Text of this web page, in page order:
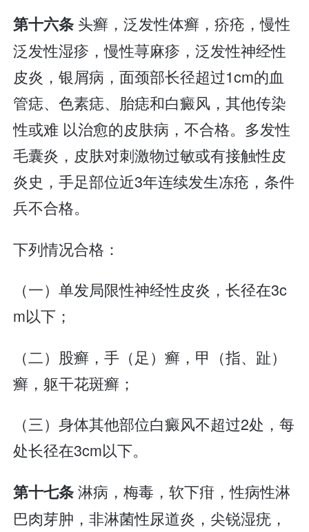
第十六条 头癣，泛发性体癣，疥疮，慢性
泛发性湿疹，慢性荨麻疹，泛发性神经性
皮炎，银屑病，面颈部长径超过1cm的血
管痣、色素痣、胎痣和白癜风，其他传染
性或难 以治愈的皮肤病，不合格。多发性
毛囊炎，皮肤对刺激物过敏或有接触性皮
炎史，手足部位近3年连续发生冻疮，条件
兵不合格。
下列情况合格：
（一）单发局限性神经性皮炎，长径在3c
m以下；
（二）股癣，手（足）癣，甲（指、趾）
癣，躯干花斑癣；
（三）身体其他部位白癜风不超过2处，每
处长径在3cm以下。
第十七条淋病，梅毒，软下疳，性病性淋
巴肉芽肿，非淋菌性尿道炎，尖锐湿疣，